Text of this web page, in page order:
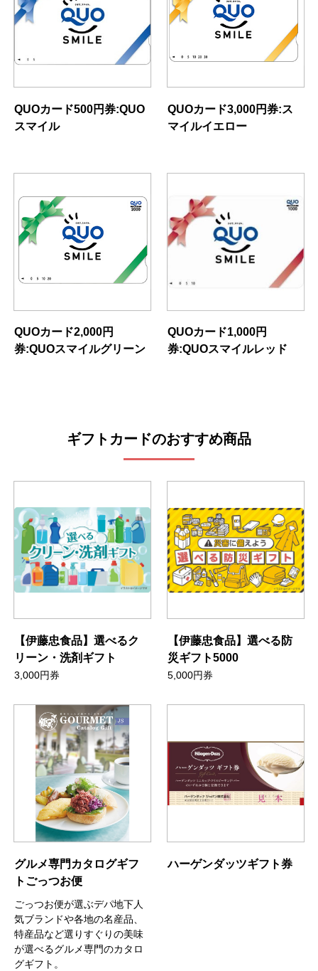
QUOカード500円券:QUO
スマイル
QUOカード3,000円券:ス
マイルイエロー
QUOカード2,000円
券:QUOスマイルグリーン
QUOカード1,000円
券:QUOスマイルレッド
ギフトカードのおすすめ商品
【伊藤忠食品】選べるク
リーン・洗剤ギフト
3,000円券
【伊藤忠食品】選べる防
災ギフト5000
5,000円券
グルメ専門カタログギフ
トごっつお便
ごっつお便が選ぶデパ地下人
気ブランドや各地の名産品、
特産品など選りすぐりの美味
が選べるグルメ専門のカタロ
グギフト。
ハーゲンダッツギフト券